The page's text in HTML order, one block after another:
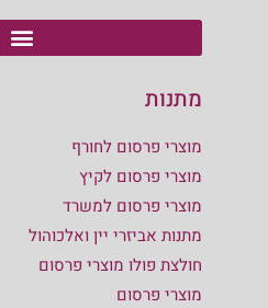
מתנות
מוצרי פרסום לחורף
מוצרי פרסום לקיץ
מוצרי פרסום למשרד
מתנות אביזרי יין ואלכוהול
חולצת פולו מוצרי פרסום
מוצרי פרסום